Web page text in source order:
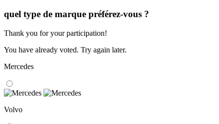
quel type de marque préférez-vous ?
Thank you for your participation!
You have already voted. Try again later.
Mercedes
Volvo